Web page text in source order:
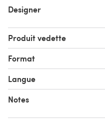
Video tutorials and│or
illustrations for all special
Designer
Produit vedette
Format
Langue
Notes